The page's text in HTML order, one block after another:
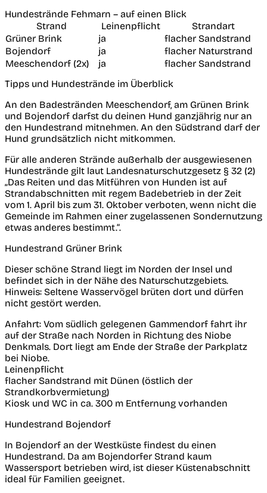
Hundestrände Fehmarn – auf einen Blick
Strand
Leinenpflicht
Strandart
Grüner Brink
ja
flacher Sandstrand
Bojendorf
ja
flacher Naturstrand
Meeschendorf (2x)
ja
flacher Sandstrand
Tipps und Hundestrände im Überblick
An den Badestränden Meeschendorf, am Grünen Brink
und Bojendorf darfst du deinen Hund ganzjährig nur an
den Hundestrand mitnehmen. An den Südstrand darf der
Hund grundsätzlich nicht mitkommen.
Für alle anderen Strände außerhalb der ausgewiesenen
Hundestrände gilt laut Landesnaturschutzgesetz § 32 (2)
„Das Reiten und das Mitführen von Hunden ist auf
Strandabschnitten mit regem Badebetrieb in der Zeit
vom 1. April bis zum 31. Oktober verboten, wenn nicht die
Gemeinde im Rahmen einer zugelassenen Sondernutzung
etwas anderes bestimmt.“.
Hundestrand Grüner Brink
Dieser schöne Strand liegt im Norden der Insel und
befindet sich in der Nähe des Naturschutzgebiets.
Hinweis: Seltene Wasservögel brüten dort und dürfen
nicht gestört werden.
Anfahrt: Vom südlich gelegenen Gammendorf fahrt ihr
auf der Straße nach Norden in Richtung des Niobe
Denkmals. Dort liegt am Ende der Straße der Parkplatz
bei Niobe.
Leinenpflicht
flacher Sandstrand mit Dünen (östlich der
Strandkorbvermietung)
Kiosk und WC in ca. 300 m Entfernung vorhanden
Hundestrand Bojendorf
In Bojendorf an der Westküste findest du einen
Hundestrand. Da am Bojendorfer Strand kaum
Wassersport betrieben wird, ist dieser Küstenabschnitt
ideal für Familien geeignet.